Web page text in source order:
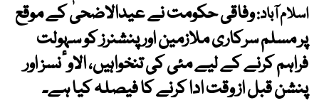
اسلام آباد:وفاقی حکومت نے عیدالاضحیٰ کے موقع
پر مسلم سرکاری ملازمین اور پنشنرز کو سہولت
فراہم کرنے کے لیے مئی کی تنخواہیں، الاوٴنسز اور
پنشن قبل از وقت ادا کرنے کا فیصلہ کیا ہے۔